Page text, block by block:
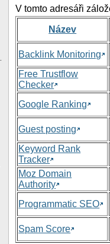
V tomto adresáři
Název
Backlink Monitoring
Free Trustflow
Checker
Google Ranking
Guest posting
Keyword Rank
Tracker
Moz Domain
Authority
Programmatic SEO
Spam Score